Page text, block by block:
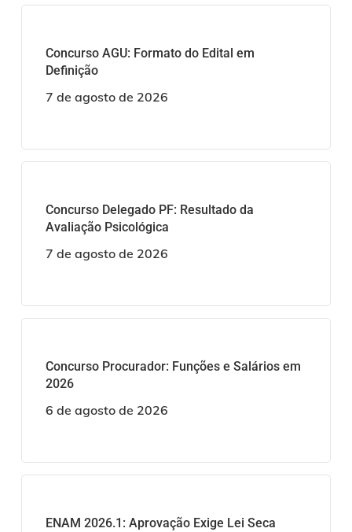
Concurso AGU: Formato do Edital em
Definição
7 de agosto de 2026
Concurso Delegado PF: Resultado da
Avaliação Psicológica
7 de agosto de 2026
Concurso Procurador: Funções e Salários em
2026
6 de agosto de 2026
ENAM 2026.1: Aprovação Exige Lei Seca